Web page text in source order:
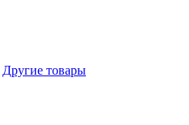
Другие товары